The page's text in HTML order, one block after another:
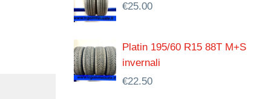
€25.00
Platin 195/60 R15 88T M+S
invernali
€22.50